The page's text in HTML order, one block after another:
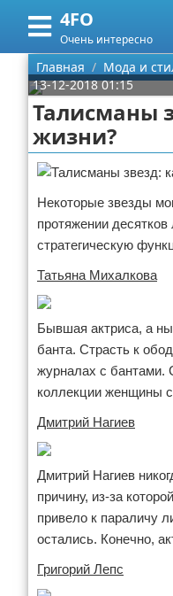
4FO
Очень интересно
Меню
Главная
Категории
Медицина
Информационные
Финансы
Психология
Спорт и фитнес
Красота
Кино и сериалы
Покупки
Мода и стиль
Поиск
О проекте
Контакты
Размещение рекламы
Для правообладателей
Условия
Отказ от
Главная Мода и
13-12-2018 01:15
Талисманы
жизни?
Некоторые звезды
протяжении
стратегическую
Татьяна Михалкова
Бывшая актриса, а
банта. Страсть к
журналах с бантами.
коллекции женщины
Дмитрий Нагиев
Дмитрий Нагиев
причину, из-за
привело к параличу
остались. Конечно,
Григорий Лепс